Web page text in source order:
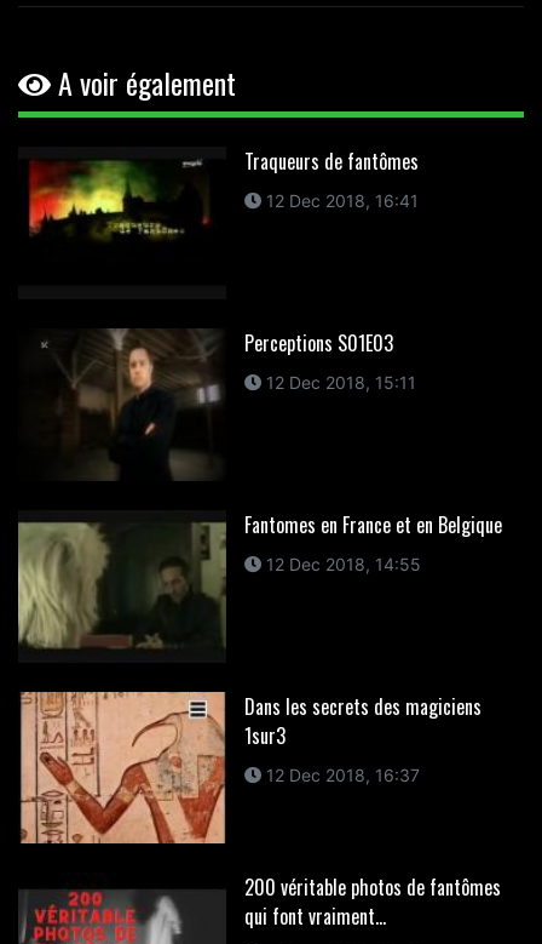
A voir également
Traqueurs de fantômes
12 Dec 2018, 16:41
Perceptions S01E03
12 Dec 2018, 15:11
Fantomes en France et en Belgique
12 Dec 2018, 14:55
Dans les secrets des magiciens
1sur3
12 Dec 2018, 16:37
200 véritable photos de fantômes
qui font vraiment...